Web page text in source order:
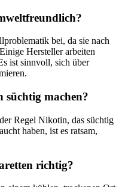
bei, da sie nach
Hersteller arbeiten
ist sinnvoll, sich über
süchtig machen?
Regel Nikotin, das süchtig
haben, ist es ratsam,
richtig?